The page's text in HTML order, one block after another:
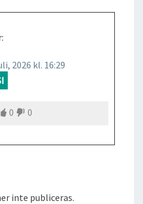
2026 kl. 16:29
0
0
inte publiceras.